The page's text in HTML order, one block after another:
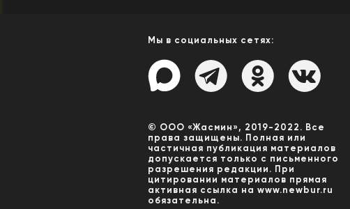
Мы в социальных сетях:
© ООО «Жасмин», 2019-2022. Все
права защищены. Полная или
частичная публикация материалов
допускается только с письменного
разрешения редакции. При
цитировании материалов прямая
активная ссылка на www.newbur.ru
обязательна.